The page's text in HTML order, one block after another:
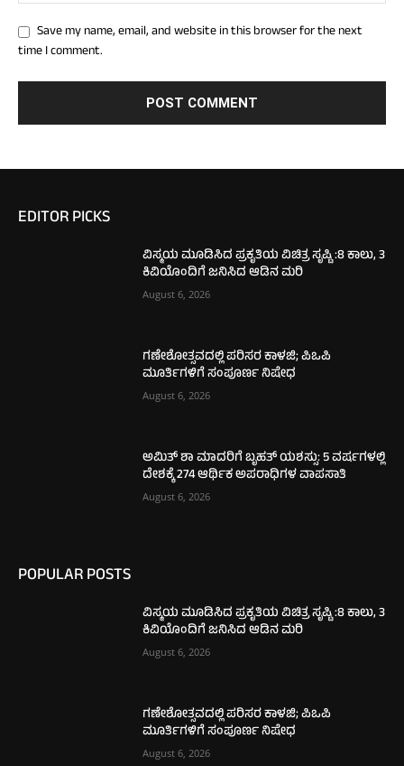
Save my name, email, and website in this browser for the next
time I comment.
EDITOR PICKS
ವಿಸ್ಮಯ ಮೂಡಿಸಿದ ಪ್ರಕೃತಿಯ ವಿಚಿತ್ರ ಸೃಷ್ಟಿ :8 ಕಾಲು, 3
ಕಿವಿಯೊಂದಿಗೆ ಜನಿಸಿದ ಆಡಿನ ಮರಿ
August 6, 2026
ಗಣೇಶೋತ್ಸವದಲ್ಲಿ ಪರಿಸರ ಕಾಳಜಿ; ಪಿಒಪಿ
ಮೂರ್ತಿಗಳಿಗೆ ಸಂಪೂರ್ಣ ನಿಷೇಧ
August 6, 2026
ಅಮಿತ್ ಶಾ ಮಾದರಿಗೆ ಬೃಹತ್ ಯಶಸ್ಸು: 5 ವರ್ಷಗಳಲ್ಲಿ
ದೇಶಕ್ಕೆ 274 ಆರ್ಥಿಕ ಅಪರಾಧಿಗಳ ವಾಪಸಾತಿ
August 6, 2026
POPULAR POSTS
ವಿಸ್ಮಯ ಮೂಡಿಸಿದ ಪ್ರಕೃತಿಯ ವಿಚಿತ್ರ ಸೃಷ್ಟಿ :8 ಕಾಲು, 3
ಕಿವಿಯೊಂದಿಗೆ ಜನಿಸಿದ ಆಡಿನ ಮರಿ
August 6, 2026
ಗಣೇಶೋತ್ಸವದಲ್ಲಿ ಪರಿಸರ ಕಾಳಜಿ; ಪಿಒಪಿ
ಮೂರ್ತಿಗಳಿಗೆ ಸಂಪೂರ್ಣ ನಿಷೇಧ
August 6, 2026